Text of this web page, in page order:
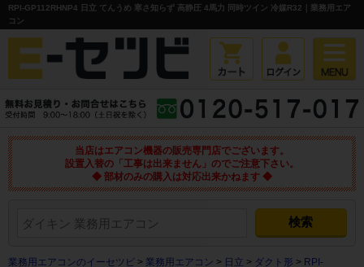
RPI-GP112RHNP4 日立 てんうめ 寒さ知らず 高静圧 4馬力 同時ツイン 冷媒R32｜業務用エア
コン
当店はエアコン機器の販売専門店でございます。
設置入替の「工事は出来ません」のでご注意下さい。
◆ 部材のみの購入は対応出来かねます ◆
業務用エアコンのイーセツビ > 業務用エアコン > 日立 > ダクト形 > RPI-